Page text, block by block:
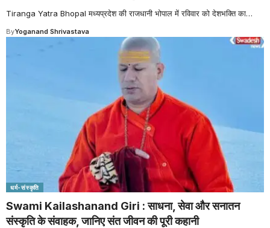
Tiranga Yatra Bhopal मध्यप्रदेश की राजधानी भोपाल में रविवार को देशभक्ति का…
ByYoganand Shrivastava
धर्म-संस्कृति
Swami Kailashanand Giri : साधना, सेवा और सनातन
संस्कृति के संवाहक, जानिए संत जीवन की पूरी कहानी